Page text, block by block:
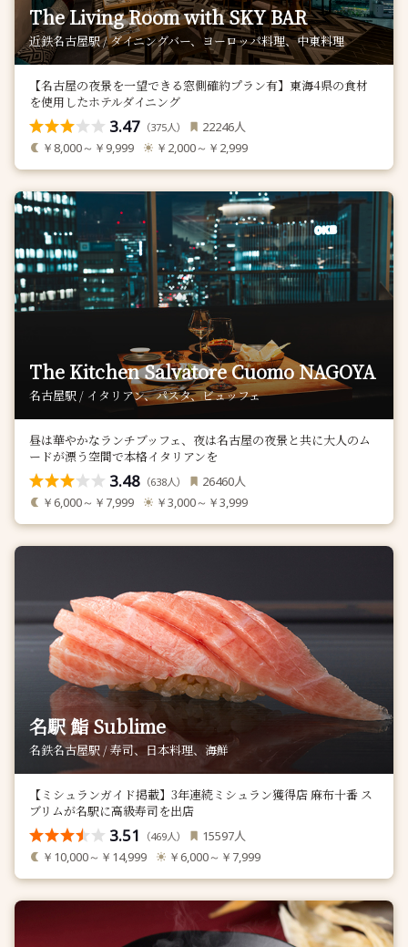
The Living Room with SKY BAR
近鉄名古屋駅 / ダイニングバー、ヨーロッパ料理、中東料理
【名古屋の夜景を一望できる窓側確約プラン有】東海4県の食材
を使用したホテルダイニング
3.47 （375人） 22246人
￥8,000～￥9,999 ￥2,000～￥2,999
The Kitchen Salvatore Cuomo NAGOYA
名古屋駅 / イタリアン、パスタ、ビュッフェ
昼は華やかなランチブッフェ、夜は名古屋の夜景と共に大人のム
ードが漂う空間で本格イタリアンを
3.48 （638人） 26460人
￥6,000～￥7,999 ￥3,000～￥3,999
名駅 鮨 Sublime
名鉄名古屋駅 / 寿司、日本料理、海鮮
【ミシュランガイド掲載】3年連続ミシュラン獲得店 麻布十番 ス
ブリムが名駅に高級寿司を出店
3.51 （469人） 15597人
￥10,000～￥14,999 ￥6,000～￥7,999